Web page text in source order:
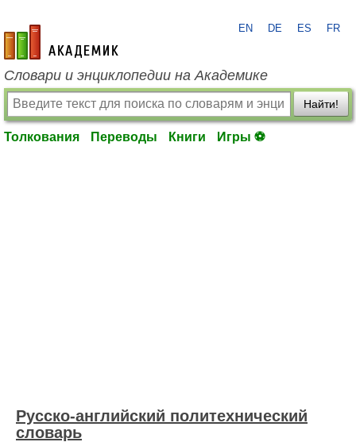
academic.ru
EN DE ES FR
Словари и энциклопедии на Академике
Найти!
Толкования Переводы Книги Игры ⚽
Русско-английский политехнический
словарь